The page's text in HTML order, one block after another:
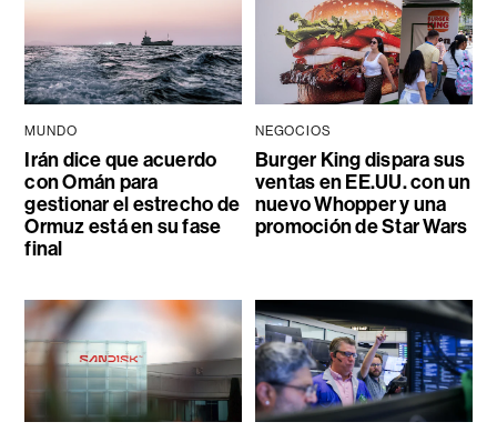
MUNDO
Irán dice que acuerdo
con Omán para
gestionar el estrecho de
Ormuz está en su fase
final
NEGOCIOS
Burger King dispara sus
ventas en EE.UU. con un
nuevo Whopper y una
promoción de Star Wars